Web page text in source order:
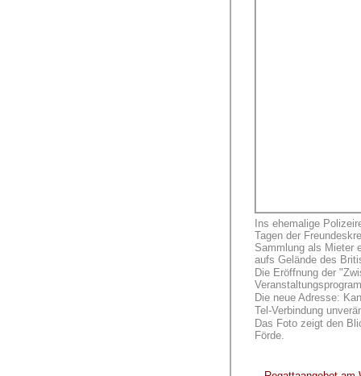
Ins ehemalige
Tagen der
Sammlung als Mieter
aufs Gelände des
Die Eröffnung der
Die neue Adresse:
Tel-Verbindung
Das Foto zeigt den
Förde.